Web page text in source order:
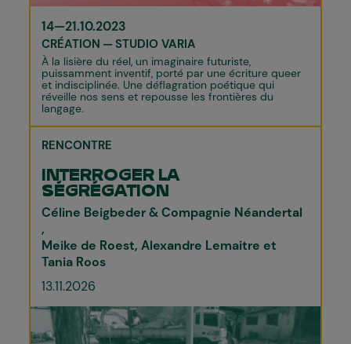
14—21.10.2023
CRÉATION STUDIO VARIA
À la lisière du réel, un imaginaire futuriste,
puissamment inventif, porté par une écriture queer
et indisciplinée. Une déflagration poétique qui
réveille nos sens et repousse les frontières du
langage.
RENCONTRE
INTERROGER LA
SÉGRÉGATION
Céline Beigbeder & Compagnie Néandertal
Meike de Roest, Alexandre Lemaitre et
Tania Roos
13.11.2026